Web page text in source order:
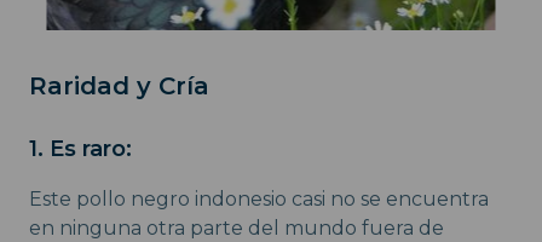
Raridad y Cría
1. Es raro:
Este pollo negro indonesio casi no se encuentra
en ninguna otra parte del mundo fuera de